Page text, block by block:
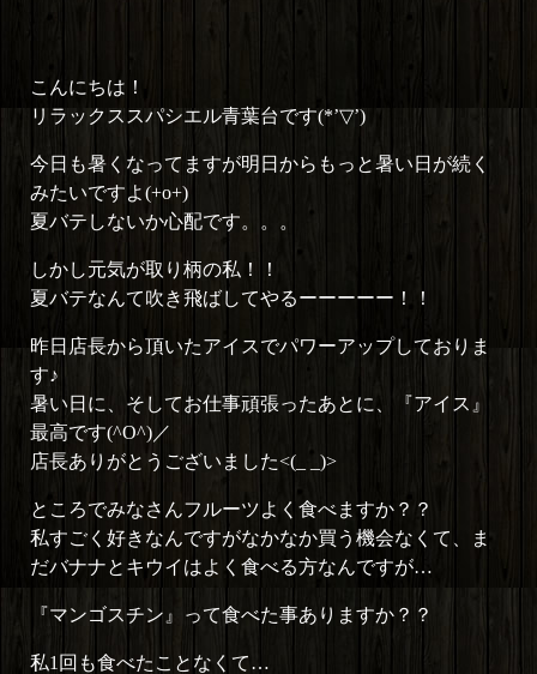
こんにちは！
リラックススパシエル青葉台です(*’▽’)
今日も暑くなってますが明日からもっと暑い日が続く
みたいですよ(+o+)
夏バテしないか心配です。。。
しかし元気が取り柄の私！！
夏バテなんて吹き飛ばしてやるーーーーー！！
昨日店長から頂いたアイスでパワーアップしておりま
す♪
暑い日に、そしてお仕事頑張ったあとに、『アイス』
最高です(^O^)／
店長ありがとうございました<(_ _)>
ところでみなさんフルーツよく食べますか？？
私すごく好きなんですがなかなか買う機会なくて、ま
だバナナとキウイはよく食べる方なんですが…
『マンゴスチン』って食べた事ありますか？？
私1回も食べたことなくて…